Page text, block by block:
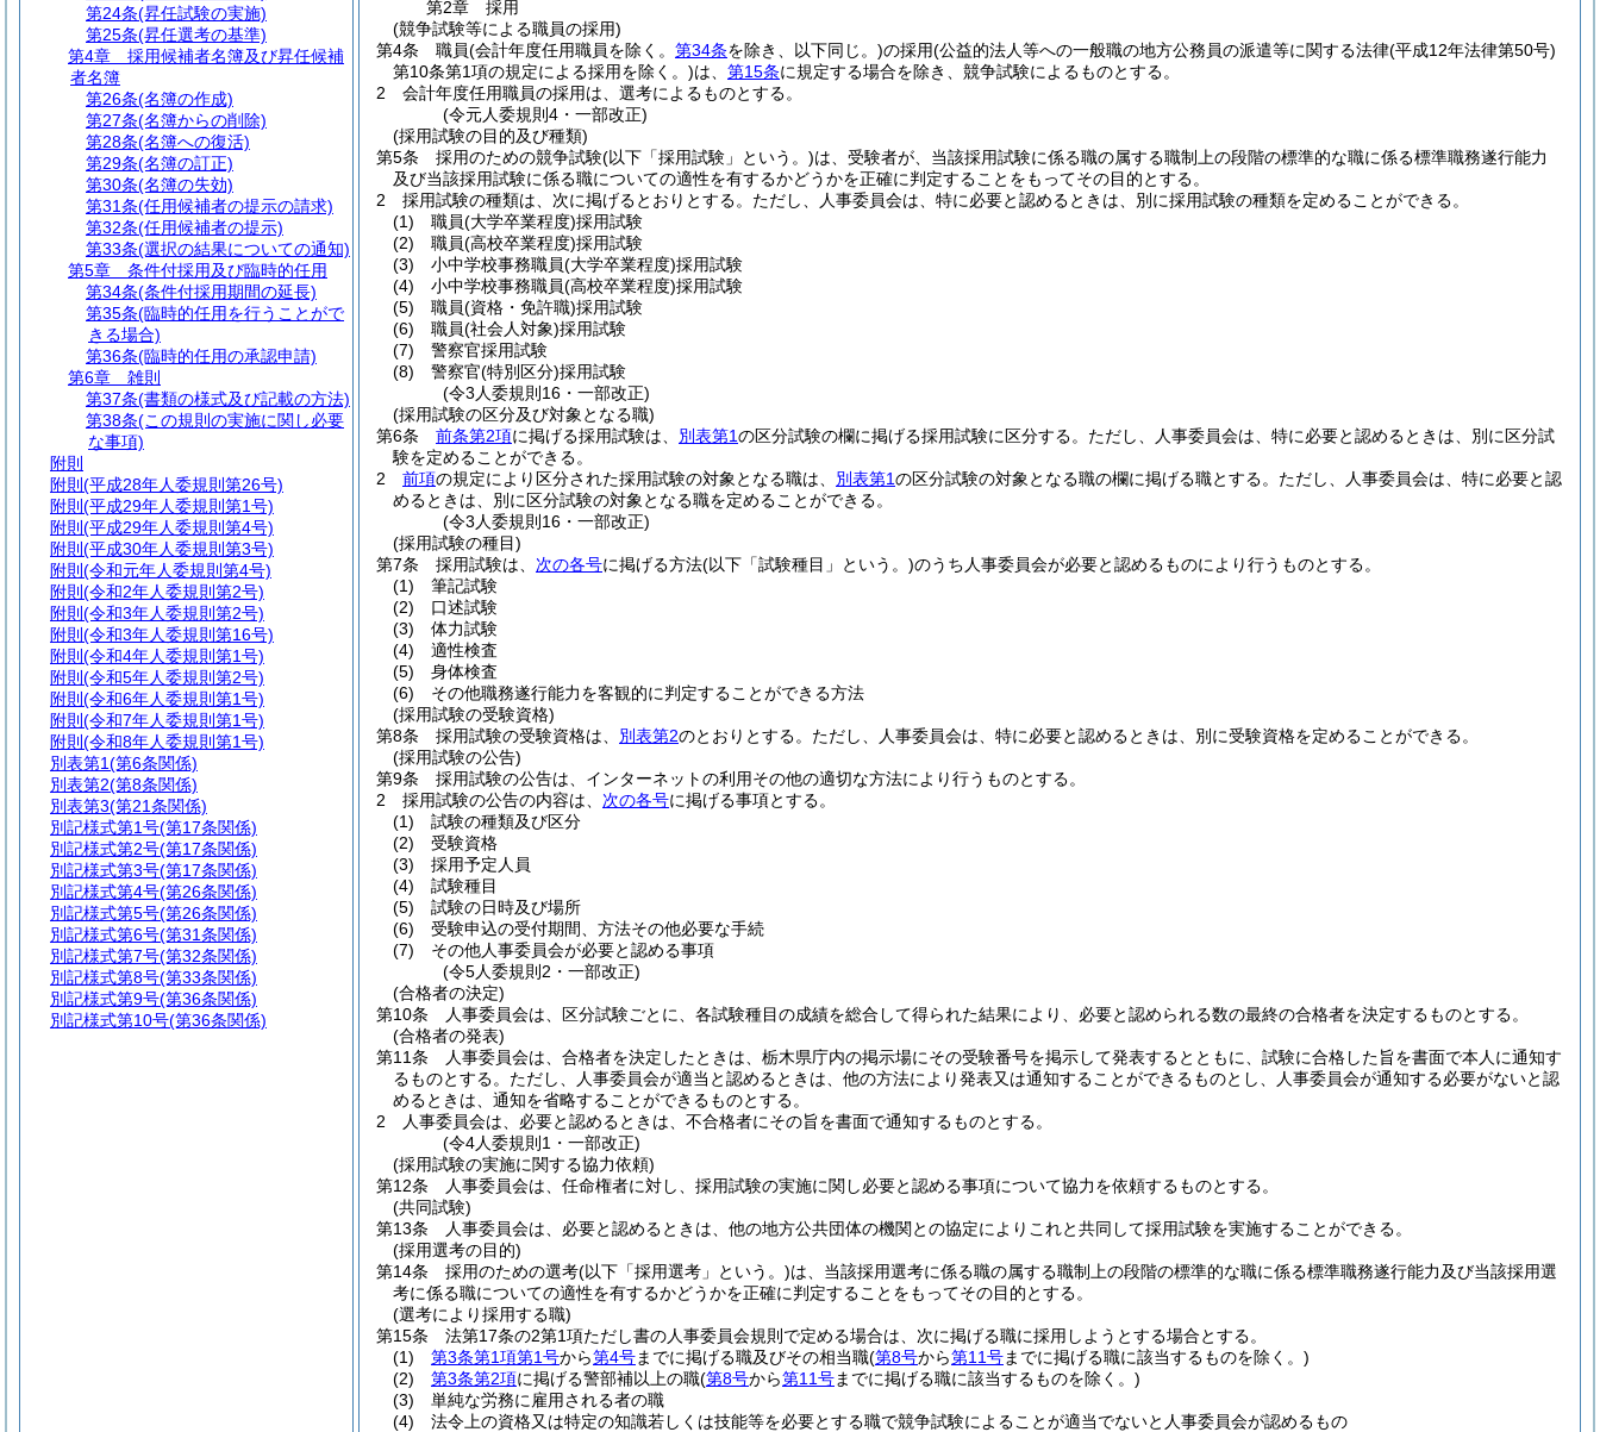
第2章
採用
(競争試験等による職員の採用)
第4条
職員(会計年度任用職員を除く。 第34条を除き、以下同じ。)の採用(公益的法人等への一般職の地方公務員の派遣等に関する法律(平成12年法律第50号)
第10条第1項の規定による採用を除く。)は、 第15条に規定する場合を除き、競争試験によるものとする。
2
会計年度任用職員の採用は、選考によるものとする。
(令元人委規則4・一部改正)
(採用試験の目的及び種類)
第5条
採用のための競争試験(以下「採用試験」という。)は、受験者が、当該採用試験に係る職の属する職制上の段階の標準的な職に係る標準職務遂行能力
及び当該採用試験に係る職についての適性を有するかどうかを正確に判定することをもってその目的とする。
2
採用試験の種類は、次に掲げるとおりとする。 ただし、人事委員会は、特に必要と認めるときは、別に採用試験の種類を定めることができる。
(1)
職員(大学卒業程度)採用試験
(2)
職員(高校卒業程度)採用試験
(3)
小中学校事務職員(大学卒業程度)採用試験
(4)
小中学校事務職員(高校卒業程度)採用試験
(5)
職員(資格・免許職)採用試験
(6)
職員(社会人対象)採用試験
(7)
警察官採用試験
(8)
警察官(特別区分)採用試験
(令3人委規則16・一部改正)
(採用試験の区分及び対象となる職)
第6条
前条第2項に掲げる採用試験は、 別表第1の区分試験の欄に掲げる採用試験に区分する。 ただし、人事委員会は、特に必要と認めるときは、別に区分試
験を定めることができる。
2
前項の規定により区分された採用試験の対象となる職は、 別表第1の区分試験の対象となる職の欄に掲げる職とする。 ただし、人事委員会は、特に必要と認
めるときは、別に区分試験の対象となる職を定めることができる。
(令3人委規則16・一部改正)
(採用試験の種目)
第7条
採用試験は、 次の各号に掲げる方法(以下「試験種目」という。)のうち人事委員会が必要と認めるものにより行うものとする。
(1)
筆記試験
(2)
口述試験
(3)
体力試験
(4)
適性検査
(5)
身体検査
(6)
その他職務遂行能力を客観的に判定することができる方法
(採用試験の受験資格)
第8条
採用試験の受験資格は、 別表第2のとおりとする。 ただし、人事委員会は、特に必要と認めるときは、別に受験資格を定めることができる。
(採用試験の公告)
第9条
採用試験の公告は、インターネットの利用その他の適切な方法により行うものとする。
2
採用試験の公告の内容は、 次の各号に掲げる事項とする。
(1)
試験の種類及び区分
(2)
受験資格
(3)
採用予定人員
(4)
試験種目
(5)
試験の日時及び場所
(6)
受験申込の受付期間、方法その他必要な手続
(7)
その他人事委員会が必要と認める事項
(令5人委規則2・一部改正)
(合格者の決定)
第10条
人事委員会は、区分試験ごとに、各試験種目の成績を総合して得られた結果により、必要と認められる数の最終の合格者を決定するものとする。
(合格者の発表)
第11条
人事委員会は、合格者を決定したときは、栃木県庁内の掲示場にその受験番号を掲示して発表するとともに、試験に合格した旨を書面で本人に通知す
るものとする。 ただし、人事委員会が適当と認めるときは、他の方法により発表又は通知することができるものとし、人事委員会が通知する必要がないと認
めるときは、通知を省略することができるものとする。
2
人事委員会は、必要と認めるときは、不合格者にその旨を書面で通知するものとする。
(令4人委規則1・一部改正)
(採用試験の実施に関する協力依頼)
第12条
人事委員会は、任命権者に対し、採用試験の実施に関し必要と認める事項について協力を依頼するものとする。
(共同試験)
第13条
人事委員会は、必要と認めるときは、他の地方公共団体の機関との協定によりこれと共同して採用試験を実施することができる。
(採用選考の目的)
第14条
採用のための選考(以下「採用選考」という。)は、当該採用選考に係る職の属する職制上の段階の標準的な職に係る標準職務遂行能力及び当該採用選
考に係る職についての適性を有するかどうかを正確に判定することをもってその目的とする。
(選考により採用する職)
第15条
法第17条の2第1項ただし書の人事委員会規則で定める場合は、次に掲げる職に採用しようとする場合とする。
(1)
第3条第1項第1号から第4号までに掲げる職及びその相当職(第8号から第11号までに掲げる職に該当するものを除く。)
(2)
第3条第2項に掲げる警部補以上の職(第8号から第11号までに掲げる職に該当するものを除く。)
(3)
単純な労務に雇用される者の職
(4)
法令上の資格又は特定の知識若しくは技能等を必要とする職で競争試験によることが適当でないと人事委員会が認めるもの
第24条(昇任試験の実施)
第25条(昇任選考の基準)
第4章
採用候補者名簿及び昇任候補
者名簿
第26条(名簿の作成)
第27条(名簿からの削除)
第28条(名簿への復活)
第29条(名簿の訂正)
第30条(名簿の失効)
第31条(任用候補者の提示の請求)
第32条(任用候補者の提示)
第33条(選択の結果についての通知)
第5章
条件付採用及び臨時的任用
第34条(条件付採用期間の延長)
第35条(臨時的任用を行うことがで
きる場合)
第36条(臨時的任用の承認申請)
第6章
雑則
第37条(書類の様式及び記載の方法)
第38条(この規則の実施に関し必要
な事項)
附則
附則 (平成28年人委規則第26号)
附則 (平成29年人委規則第1号)
附則 (平成29年人委規則第4号)
附則 (平成30年人委規則第3号)
附則 (令和元年人委規則第4号)
附則 (令和2年人委規則第2号)
附則 (令和3年人委規則第2号)
附則 (令和3年人委規則第16号)
附則 (令和4年人委規則第1号)
附則 (令和5年人委規則第2号)
附則 (令和6年人委規則第1号)
附則 (令和7年人委規則第1号)
附則 (令和8年人委規則第1号)
別表第1(第6条関係)
別表第2(第8条関係)
別表第3(第21条関係)
別記様式第1号(第17条関係)
別記様式第2号(第17条関係)
別記様式第3号(第17条関係)
別記様式第4号(第26条関係)
別記様式第5号(第26条関係)
別記様式第6号(第31条関係)
別記様式第7号(第32条関係)
別記様式第8号(第33条関係)
別記様式第9号(第36条関係)
別記様式第10号(第36条関係)